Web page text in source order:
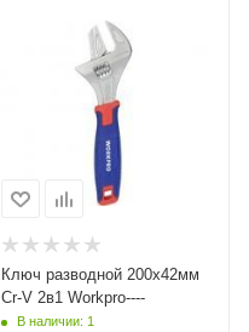
Ключ разводной 200х42мм
Cr-V 2в1 Workpro----
В наличии: 1